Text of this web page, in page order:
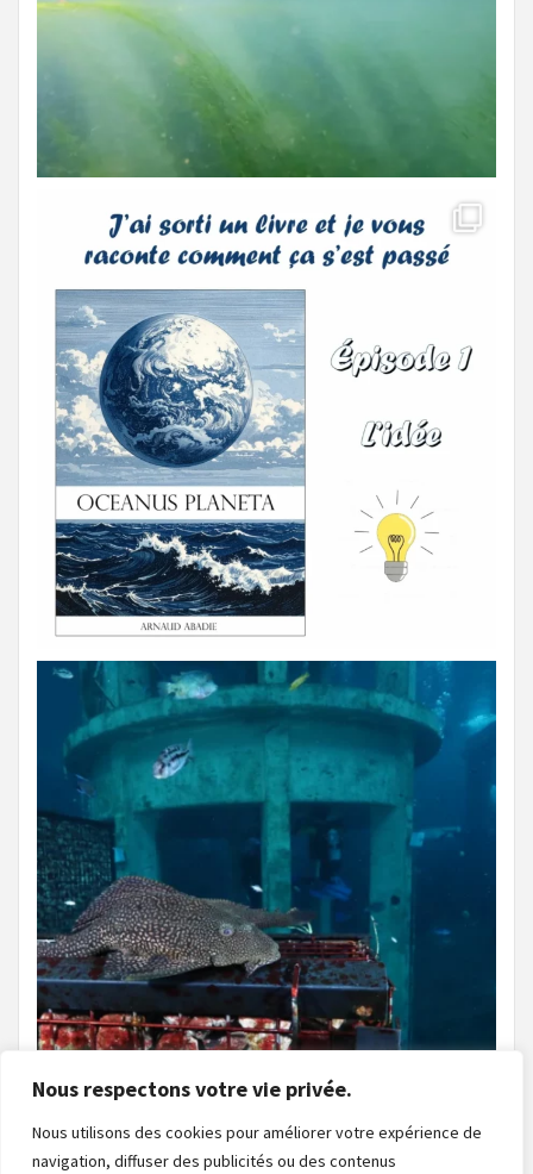
Nous respectons votre vie privée.
Nous utilisons des cookies pour améliorer votre expérience de
navigation, diffuser des publicités ou des contenus
Charger plus Suivre sur Instagram